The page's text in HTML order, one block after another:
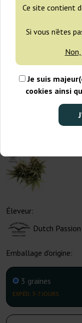
Ce site contient
Si vous n’êtes
Je suis
cookies ainsi
Éleveur:
Dutch Passion
Emballage d'origine:
3 graines
EXPÉD. 3-7 JOURS